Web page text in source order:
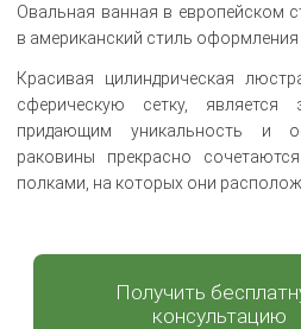
Овальная ванная в европейском
в американский стиль
Красивая цилиндрическая
сферическую сетку, является
придающим уникальность и
раковины прекрасно
полками, на которых они
Получить
консультацию